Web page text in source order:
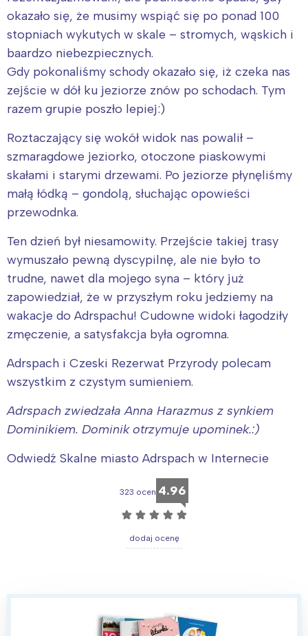
okazało się, że musimy wspiąć się po ponad 100
stopniach wykutych w skale – stromych, wąskich i
baardzo niebezpiecznych.
Gdy pokonaliśmy schody okazało się, iż czeka nas
zejście w dół ku jeziorze znów po schodach. Tym
razem grupie poszło lepiej:)
Roztaczający się wokół widok nas powalił –
szmaragdowe jeziorko, otoczone piaskowymi
skałami i starymi drzewami. Po jeziorze płynęliśmy
małą łódką – gondolą, słuchając opowieści
przewodnka.
Ten dzień był niesamowity. Przejście takiej trasy
wymuszało pewną dyscypilnę, ale nie było to
trudne, nawet dla mojego syna – który już
zapowiedział, że w przyszłym roku jedziemy na
wakacje do Adrspachu! Cudowne widoki łagodziły
zmęczenie, a satysfakcja była ogromna.
Adrspach i Czeski Rezerwat Przyrody polecam
wszystkim z czystym sumieniem.
Adrspach zwiedzała Anna Harazmus z synkiem
Dominikiem. Dominik otrzymuje upominek.:)
Odwiedź Skalne miasto Adrspach w Internecie
323 ocen 4.96
☆ ☆ ☆ ☆ ☆
dodaj ocenę